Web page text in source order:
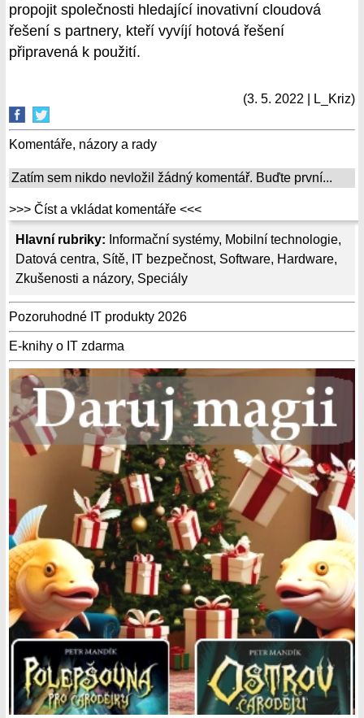
Hlavní rubriky: Informační systémy, Mobilní technologie,
Datová centra, Sítě, IT bezpečnost, Software, Hardware,
Zkušenosti a názory, Speciály
Pozoruhodné IT produkty 2026
E-knihy o IT zdarma
propojit společnosti hledající inovativní cloudová
řešení s partnery, kteří vyvíjí hotová řešení
připravená k použití.
(3. 5. 2022 | L_Kriz)
Komentáře, názory a rady
Zatím sem nikdo nevložil žádný komentář. Buďte první...
>>> Číst a vkládat komentáře <<<